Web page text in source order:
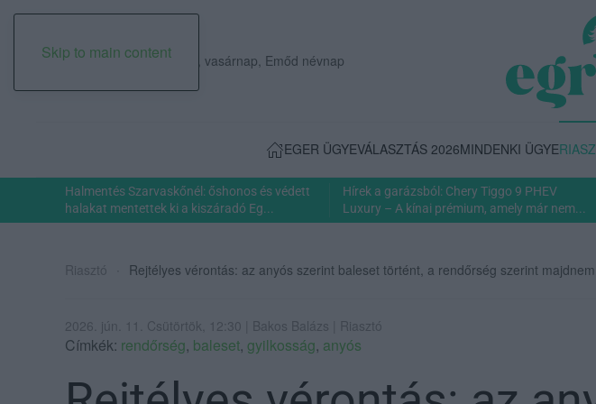
Skip to main content
2026. augusztus 09., vasárnap, Emőd névnap
EGER ÜGYEVÁLASZTÁS 2026MINDENKI ÜGYE
Halmentés Szarvaskőnél: őshonos és védett
halakat mentettek ki a kiszáradó Eg...
Hírek a garázsból: Chery Tiggo 9 PHEV
Luxury – A kínai prémium, amely már nem...
Riasztó Rejtélyes vérontás: az anyós szerint baleset történt, a rendőrség szerint
2026. jún. 11. Csütörtök, 12:30 | Bakos Balázs | Riasztó
Címkék: rendőrség, baleset, gyilkosság, anyós